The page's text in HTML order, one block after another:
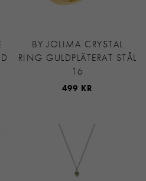
BY JOLIMA CRYSTAL
RING GULDPLÄTERAT STÅL
16
499 KR